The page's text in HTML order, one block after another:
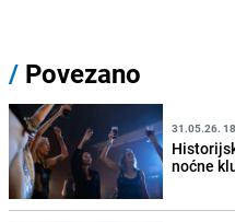
/ Povezano
31.05.26.
noćne